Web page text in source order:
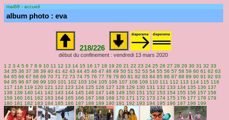
mai68 - accueil
album photo : eva
218/226
début du confinement : vendredi 13 mars 2020
1 2 3 4 5 6 7 8 9 10 11 12 13 14 15 16 17 18 19 20 21 22 23 24 25 26 27 28 29 30 31 32 33
34 35 36 37 38 39 40 41 42 43 44 45 46 47 48 49 50 51 52 53 54 55 56 57 58 59 60 61 62 63
64 65 66 67 68 69 70 71 72 73 74 75 76 77 78 79 80 81 82 83 84 85 86 87 88 89 90 91 92 93
94 95 96 97 98 99 100 101 102 103 104 105 106 107 108 109 110 111 112 113 114 115 116
117 118 119 120 121 122 123 124 125 126 127 128 129 130 131 132 133 134 135 136 137
138 139 140 141 142 143 144 145 146 147 148 149 150 151 152 153 154 155 156 157 158
159 160 161 162 163 164 165 166 167 168 169 170 171 172 173 174 175 176 177 178 179
180 181 182 183 184 185 186 187 188 189 190 191 192 193 194 195 196 197 198 199